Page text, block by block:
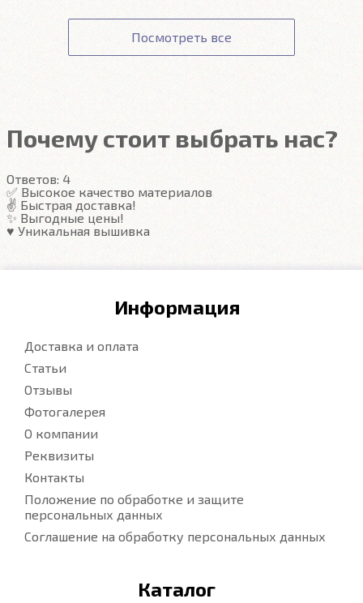
Точную стоимость доставки можно узнать при
оформлении заказа.
Получение товара.
Гарантия на автоковрики 1 год.
сотрудники доступа не имеют.
Посмотреть все
Почему стоит выбрать нас?
Ответов: 4
✅ Высокое качество материалов
✌️ Быстрая доставка!
✨ Выгодные цены!
♥️ Уникальная вышивка
Информация
Доставка и оплата
Статьи
Отзывы
Фотогалерея
О компании
Реквизиты
Контакты
Положение по обработке и защите
персональных данных
Соглашение на обработку персональных данных
Каталог